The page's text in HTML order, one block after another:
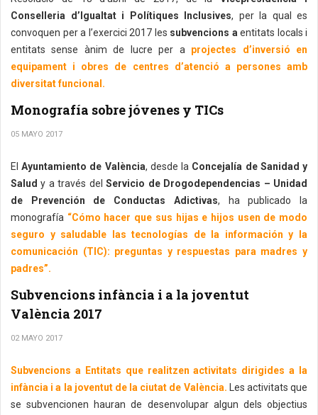
Conselleria d’Igualtat i Polítiques Inclusives, per la qual es
convoquen per a l’exercici 2017 les subvencions a entitats locals i
entitats sense ànim de lucre per a projectes d’inversió en
equipament i obres de centres d’atenció a persones amb
diversitat funcional.
Monografía sobre jóvenes y TICs
05 MAYO 2017
El Ayuntamiento de València, desde la Concejalía de Sanidad y
Salud y a través delServicio de Drogodependencias – Unidad
de Prevención de Conductas Adictivas, ha publicado la
monografía “Cómo hacer que sus hijas e hijos usen de modo
seguro y saludable las tecnologías de la información y la
comunicación (TIC): preguntas y respuestas para madres y
padres”.
Subvencions infància i a la joventut
València 2017
02 MAYO 2017
Subvencions a Entitats que realitzen activitats dirigides a la
infància i a la joventut de la ciutat de València.
Les activitats que
se subvencionen hauran de desenvolupar algun dels objectius